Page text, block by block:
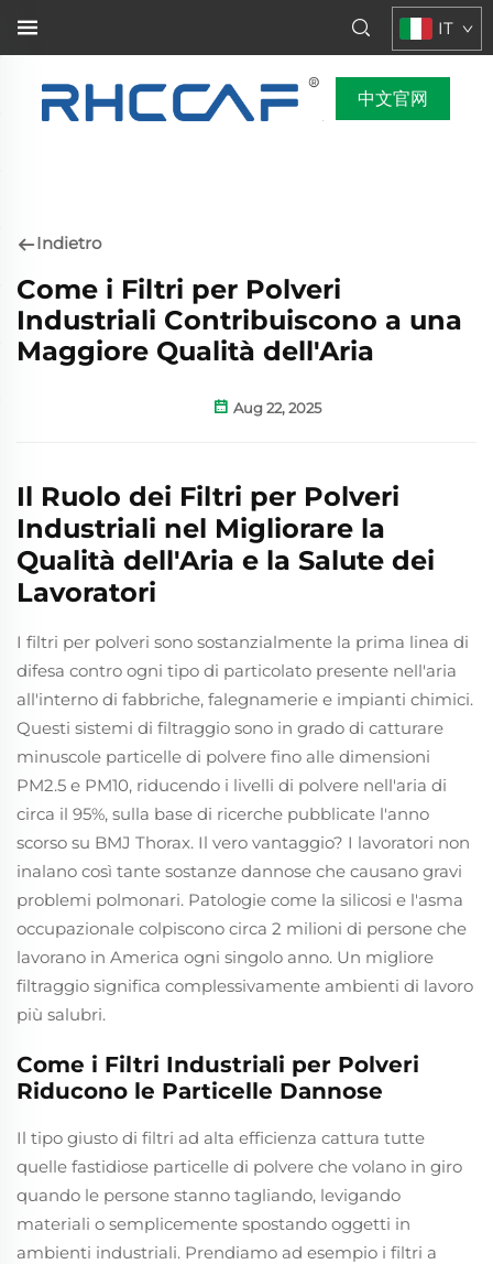
IT
中文官网
Indietro
Come i Filtri per Polveri
Industriali Contribuiscono a una
Maggiore Qualità dell'Aria
Aug 22, 2025
Il Ruolo dei Filtri per Polveri
Industriali nel Migliorare la
Qualità dell'Aria e la Salute dei
Lavoratori
I filtri per polveri sono sostanzialmente la prima linea di
difesa contro ogni tipo di particolato presente nell'aria
all'interno di fabbriche, falegnamerie e impianti chimici.
Questi sistemi di filtraggio sono in grado di catturare
minuscole particelle di polvere fino alle dimensioni
PM2.5 e PM10, riducendo i livelli di polvere nell'aria di
circa il 95%, sulla base di ricerche pubblicate l'anno
scorso su BMJ Thorax. Il vero vantaggio? I lavoratori non
inalano così tante sostanze dannose che causano gravi
problemi polmonari. Patologie come la silicosi e l'asma
occupazionale colpiscono circa 2 milioni di persone che
lavorano in America ogni singolo anno. Un migliore
filtraggio significa complessivamente ambienti di lavoro
più salubri.
Come i Filtri Industriali per Polveri
Riducono le Particelle Dannose
Il tipo giusto di filtri ad alta efficienza cattura tutte
quelle fastidiose particelle di polvere che volano in giro
quando le persone stanno tagliando, levigando
materiali o semplicemente spostando oggetti in
ambienti industriali. Prendiamo ad esempio i filtri a